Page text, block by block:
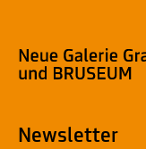
Newsletter